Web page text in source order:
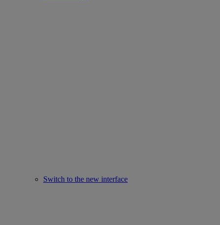
Switch to the new interface